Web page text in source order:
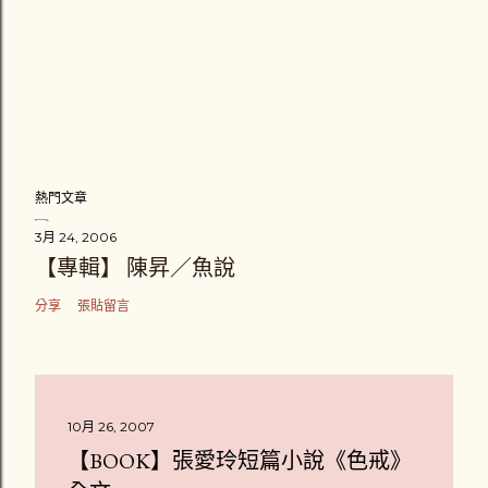
熱門文章
3月 24, 2006
【專輯】 陳昇／魚說
分享 張貼留言
10月 26, 2007
【BOOK】張愛玲短篇小說《色戒》